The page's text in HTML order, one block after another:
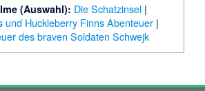
(Auswahl): Die Schatzinsel|
und Huckleberry Finns Abenteuer|
des braven Soldaten Schwejk